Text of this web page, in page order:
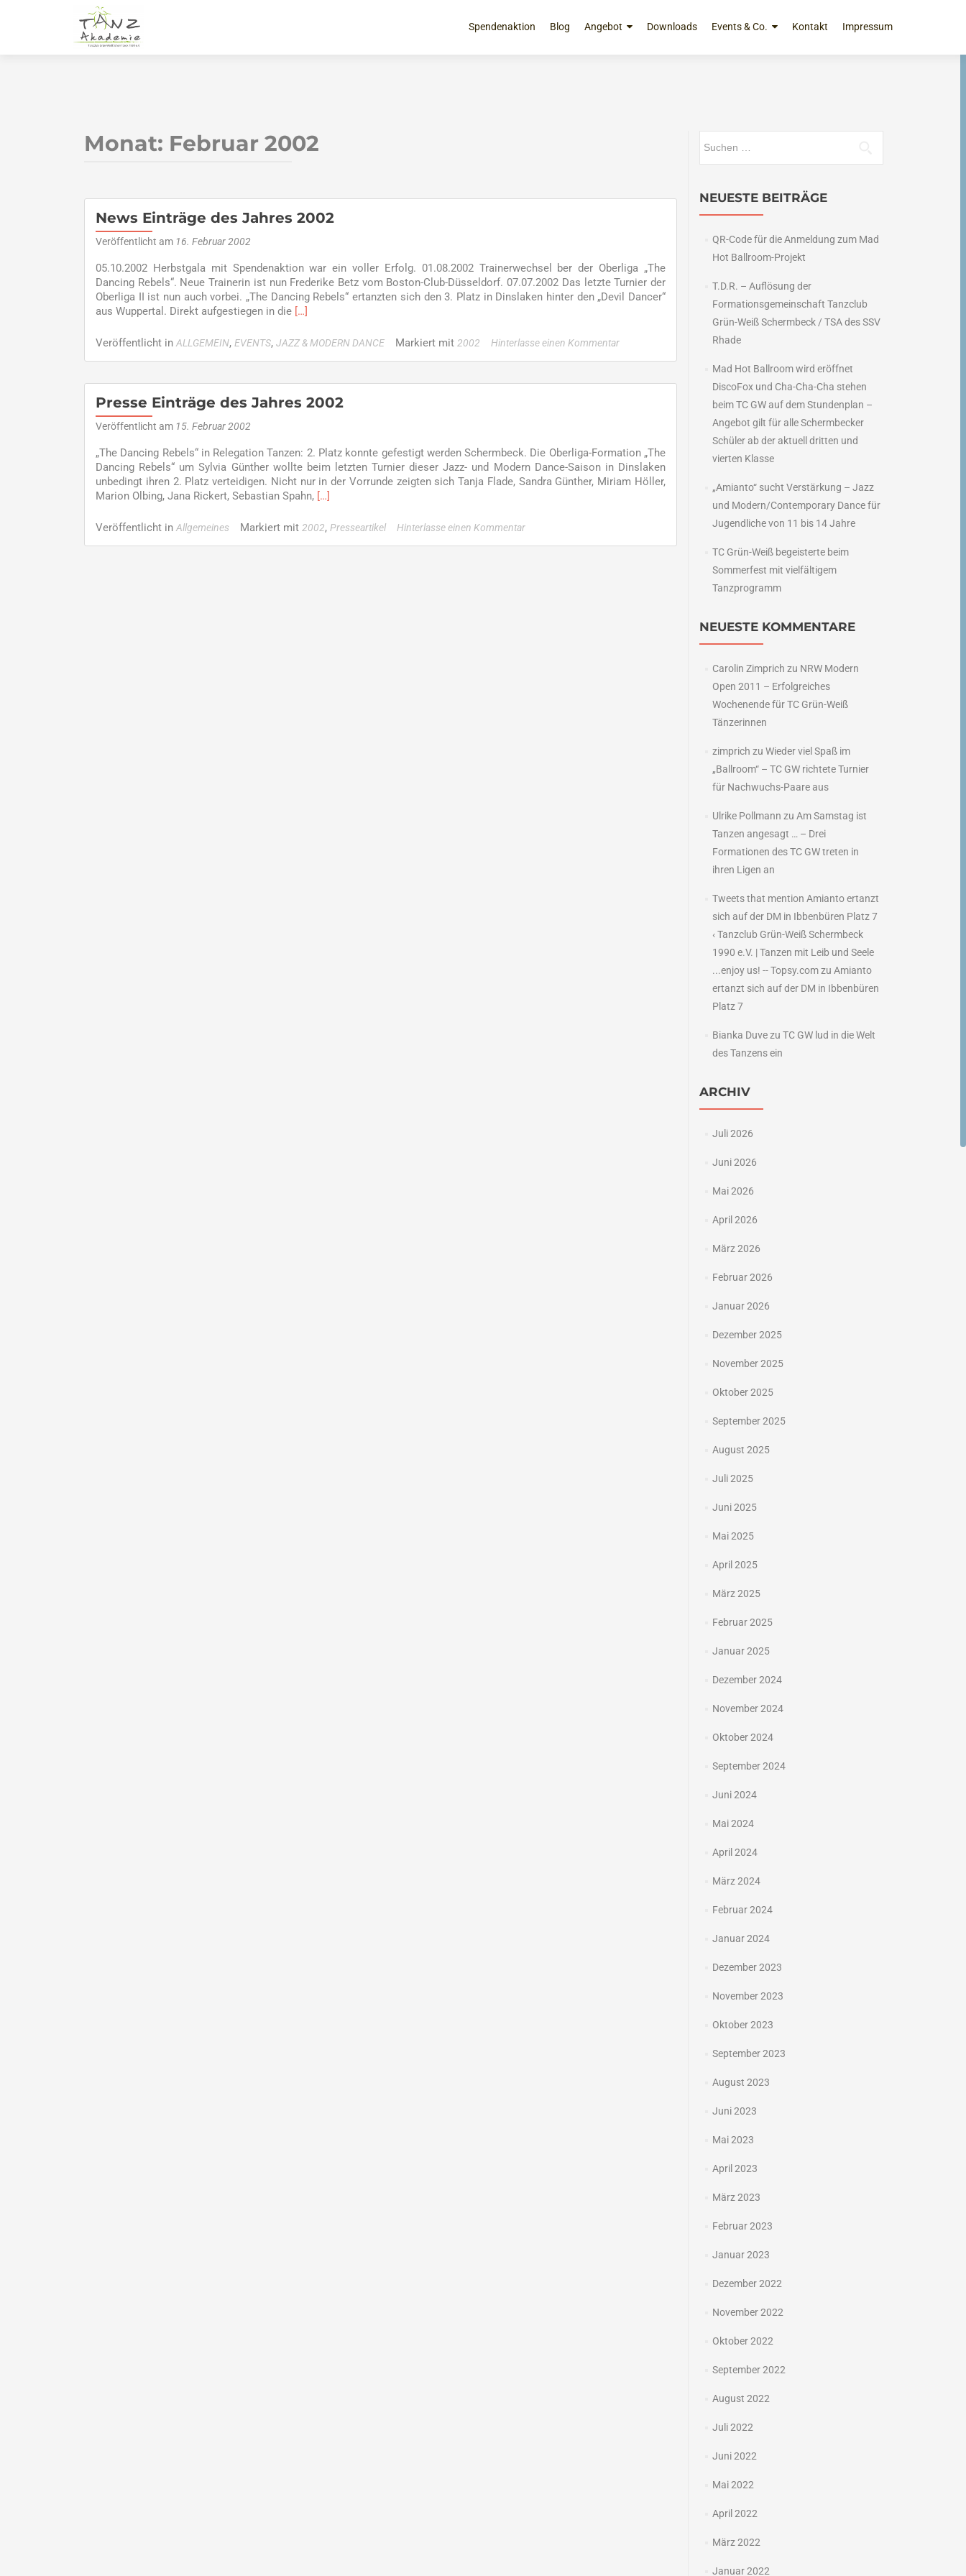
Inhalt
Spendenaktion Blog Angebot Downloads Events & Co. Kontakt Impressum
Monat: Februar 2002
News Einträge des Jahres 2002
Veröffentlicht am 16. Februar 2002
05.10.2002 Herbstgala mit Spendenaktion war ein voller Erfolg. 01.08.2002 Trainerwechsel ber der Oberliga „The
Dancing Rebels“. Neue Trainerin ist nun Frederike Betz vom Boston-Club-Düsseldorf. 07.07.2002 Das letzte Turnier der
Oberliga II ist nun auch vorbei. „The Dancing Rebels“ ertanzten sich den 3. Platz in Dinslaken hinter den „Devil Dancer“
aus Wuppertal. Direkt aufgestiegen in die Read
about
des
Jahres
2002
[…]
Veröffentlicht in ALLGEMEIN, EVENTS, JAZZ & MODERN DANCE Markiert mit 2002 Hinterlasse einen Kommentar
Presse Einträge des Jahres 2002
Veröffentlicht am 15. Februar 2002
„The Dancing Rebels“ in Relegation Tanzen: 2. Platz konnte gefestigt werden Schermbeck. Die Oberliga-Formation „The
Dancing Rebels“ um Sylvia Günther wollte beim letzten Turnier dieser Jazz- und Modern Dance-Saison in Dinslaken
unbedingt ihren 2. Platz verteidigen. Nicht nur in der Vorrunde zeigten sich Tanja Flade, Sandra Günther, Miriam Höller,
Marion Olbing, Jana Rickert, Sebastian Spahn, Read
about
[…]
Veröffentlicht in Allgemeines Markiert mit 2002, Presseartikel Hinterlasse einen Kommentar
NEUESTE BEITRÄGE
QR-Code für die Anmeldung zum Mad
Hot Ballroom-Projekt
T.D.R. – Auflösung der
Formationsgemeinschaft Tanzclub
Grün-Weiß Schermbeck / TSA des SSV
Rhade
Mad Hot Ballroom wird eröffnet
DiscoFox und Cha-Cha-Cha stehen
beim TC GW auf dem Stundenplan –
Angebot gilt für alle Schermbecker
Schüler ab der aktuell dritten und
vierten Klasse
„Amianto“ sucht Verstärkung – Jazz
und Modern/Contemporary Dance für
Jugendliche von 11 bis 14 Jahre
TC Grün-Weiß begeisterte beim
Sommerfest mit vielfältigem
Tanzprogramm
NEUESTE KOMMENTARE
Carolin Zimprich zu NRW Modern
Open 2011 – Erfolgreiches
Wochenende für TC Grün-Weiß
Tänzerinnen
zimprich zu Wieder viel Spaß im
„Ballroom“ – TC GW richtete Turnier
für Nachwuchs-Paare aus
Ulrike Pollmann zu Am Samstag ist
Tanzen angesagt … – Drei
Formationen des TC GW treten in
ihren Ligen an
Tweets that mention Amianto ertanzt
sich auf der DM in Ibbenbüren Platz 7
‹ Tanzclub Grün-Weiß Schermbeck
1990 e.V. | Tanzen mit Leib und Seele
...enjoy us! -- Topsy.comzu Amianto
ertanzt sich auf der DM in Ibbenbüren
Platz 7
Bianka Duvezu TC GW lud in die Welt
des Tanzens ein
ARCHIV
Juli 2026
Juni 2026
Mai 2026
April 2026
März 2026
Februar 2026
Januar 2026
Dezember 2025
November 2025
Oktober 2025
September 2025
August 2025
Juli 2025
Juni 2025
Mai 2025
April 2025
März 2025
Februar 2025
Januar 2025
Dezember 2024
November 2024
Oktober 2024
September 2024
Juni 2024
Mai 2024
April 2024
März 2024
Februar 2024
Januar 2024
Dezember 2023
November 2023
Oktober 2023
September 2023
August 2023
Juni 2023
Mai 2023
April 2023
März 2023
Februar 2023
Januar 2023
Dezember 2022
November 2022
Oktober 2022
September 2022
August 2022
Juli 2022
Juni 2022
Mai 2022
April 2022
März 2022
Januar 2022